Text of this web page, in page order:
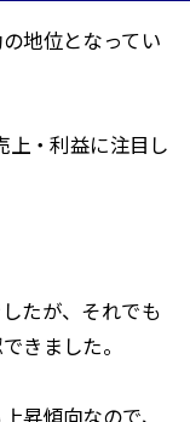
地位となってい
上・利益に注目し
たが、それでも
きました。
昇傾向なので、